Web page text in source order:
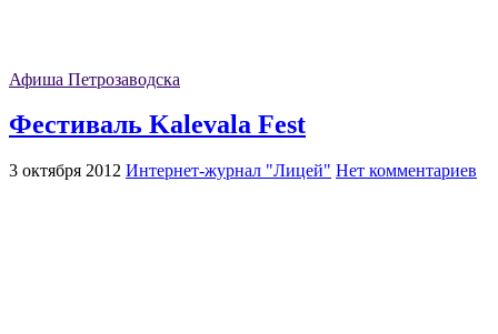
Афиша Петрозаводска
Фестиваль Kalevala Fest
3 октября 2012 Интернет-журнал "Лицей" Нет комментариев